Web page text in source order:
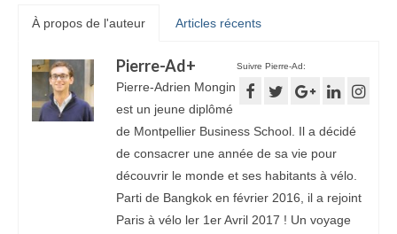
À propos de l'auteur Articles récents
Suivre Pierre-Ad:
Pierre-Ad+
Pierre-Adrien Mongin
est un jeune diplômé
de Montpellier Business School. Il a décidé
de consacrer une année de sa vie pour
découvrir le monde et ses habitants à vélo.
Parti de Bangkok en février 2016, il a rejoint
Paris à vélo ler 1er Avril 2017 ! Un voyage